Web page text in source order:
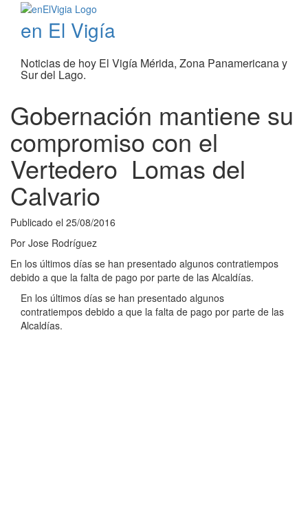
en El Vigía
Noticias de hoy El Vigía Mérida, Zona Panamericana y
Sur del Lago.
Gobernación mantiene su
compromiso con el
Vertedero Lomas del
Calvario
Publicado el 25/08/2016
Por Jose Rodríguez
En los últimos días se han presentado algunos contratiempos
debido a que la falta de pago por parte de las Alcaldías.
En los últimos días se han presentado algunos
contratiempos debido a que la falta de pago por parte de las
Alcaldías.